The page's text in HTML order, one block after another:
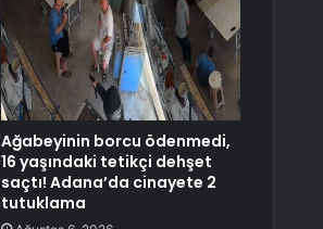
Ağabeyinin borcu ödenmedi,
16 yaşındaki tetikçi dehşet
saçtı! Adana’da cinayete 2
tutuklama